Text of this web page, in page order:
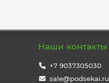
Наши контакты
+7 9037305030
sale@podsekai.ru